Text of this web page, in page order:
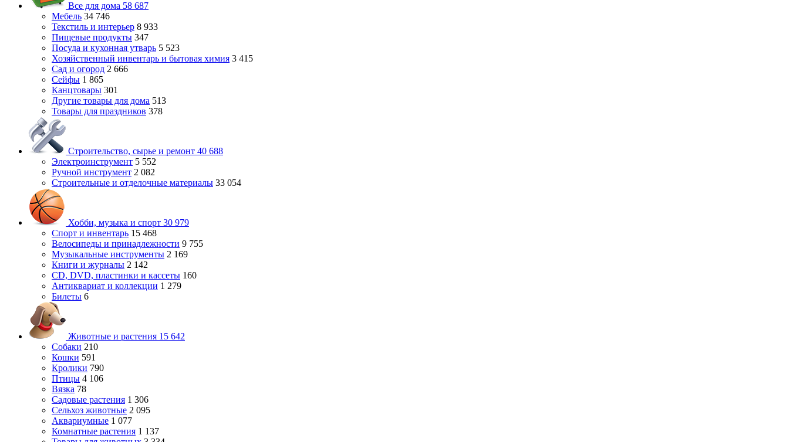
Все для дома 58 687
Мебель 34 746
Текстиль и интерьер 8 933
Пищевые продукты 347
Посуда и кухонная утварь 5 523
Хозяйственный инвентарь и бытовая химия 3 415
Сад и огород 2 666
Сейфы 1 865
Канцтовары 301
Другие товары для дома 513
Товары для праздников 378
Строительство, сырье и ремонт 40 688
Электроинструмент 5 552
Ручной инструмент 2 082
Строительные и отделочные материалы 33 054
Хобби, музыка и спорт 30 979
Спорт и инвентарь 15 468
Велосипеды и принадлежности 9 755
Музыкальные инструменты 2 169
Книги и журналы 2 142
CD, DVD, пластинки и кассеты 160
Антиквариат и коллекции 1 279
Билеты 6
Животные и растения 15 642
Собаки 210
Кошки 591
Кролики 790
Птицы 4 106
Вязка 78
Садовые растения 1 306
Сельхоз животные 2 095
Аквариумные 1 077
Комнатные растения 1 137